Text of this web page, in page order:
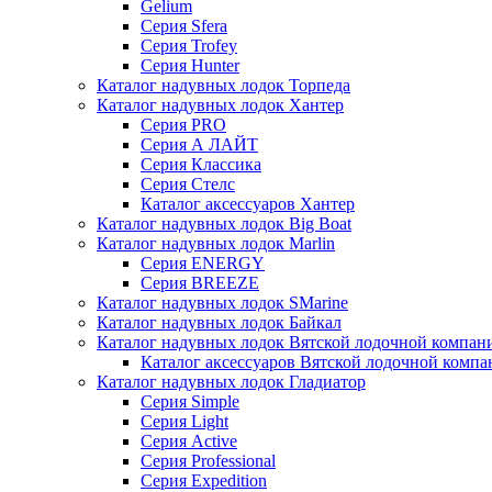
Gelium
Серия Sfera
Серия Trofey
Серия Hunter
Каталог надувных лодок Торпеда
Каталог надувных лодок Хантер
Серия PRO
Серия А ЛАЙТ
Серия Классика
Серия Стелс
Каталог аксессуаров Хантер
Каталог надувных лодок Big Boat
Каталог надувных лодок Marlin
Серия ENERGY
Серия BREEZE
Каталог надувных лодок SMarine
Каталог надувных лодок Байкал
Каталог надувных лодок Вятской лодочной
Каталог аксессуаров Вятской лодочной
Каталог надувных лодок Гладиатор
Серия Simple
Серия Light
Серия Active
Серия Professional
Серия Expedition